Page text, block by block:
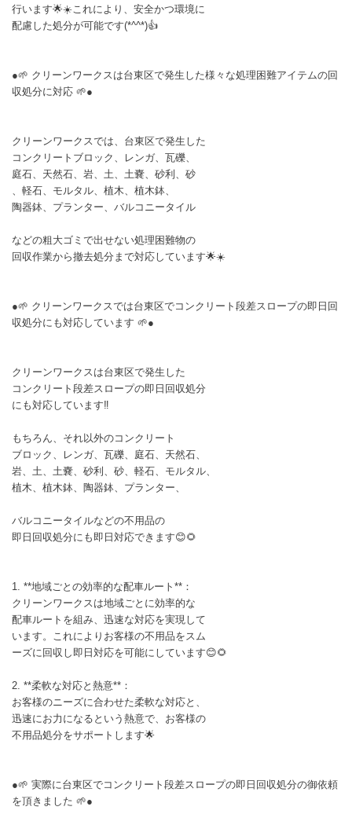
行います🌟☀️これにより、安全かつ環境に
配慮した処分が可能です(*^^*)👍
●🌱 クリーンワークスは台東区で発生した様々な処理困難アイテムの回
収処分に対応 🌱●
クリーンワークスでは、台東区で発生した
コンクリートブロック、レンガ、瓦礫、
庭石、天然石、岩、土、土嚢、砂利、砂
、軽石、モルタル、植木、植木鉢、
陶器鉢、プランター、バルコニータイル
などの粗大ゴミで出せない処理困難物の
回収作業から撤去処分まで対応しています🌟☀️
●🌱 クリーンワークスでは台東区でコンクリート段差スロープの即日回
収処分にも対応しています 🌱●
クリーンワークスは台東区で発生した
コンクリート段差スロープの即日回収処分
にも対応しています‼️
もちろん、それ以外のコンクリート
ブロック、レンガ、瓦礫、庭石、天然石、
岩、土、土嚢、砂利、砂、軽石、モルタル、
植木、植木鉢、陶器鉢、プランター、
バルコニータイルなどの不用品の
即日回収処分にも即日対応できます😊🌻
1. **地域ごとの効率的な配車ルート**：
クリーンワークスは地域ごとに効率的な
配車ルートを組み、迅速な対応を実現して
います。これによりお客様の不用品をスム
ーズに回収し即日対応を可能にしています😊🌻
2. **柔軟な対応と熱意**：
お客様のニーズに合わせた柔軟な対応と、
迅速にお力になるという熱意で、お客様の
不用品処分をサポートします🌟
●🌱 実際に台東区でコンクリート段差スロープの即日回収処分の御依頼
を頂きました 🌱●